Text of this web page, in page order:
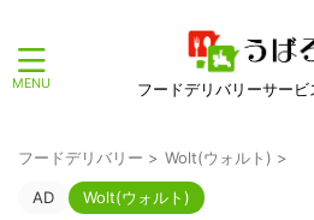
フードデリバリーサービ
フードデリバリー > Wolt(ウォルト) >
AD Wolt(ウォルト)